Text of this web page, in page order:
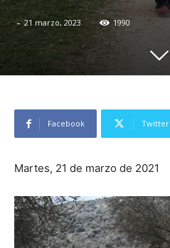
- 21 marzo, 2023 1990
Facebook Twitter
Martes, 21 de marzo de 2021